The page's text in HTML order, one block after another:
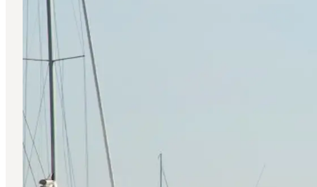
Reise Ideen
Outdoor & bike
Essen & trinken
Übernachtung